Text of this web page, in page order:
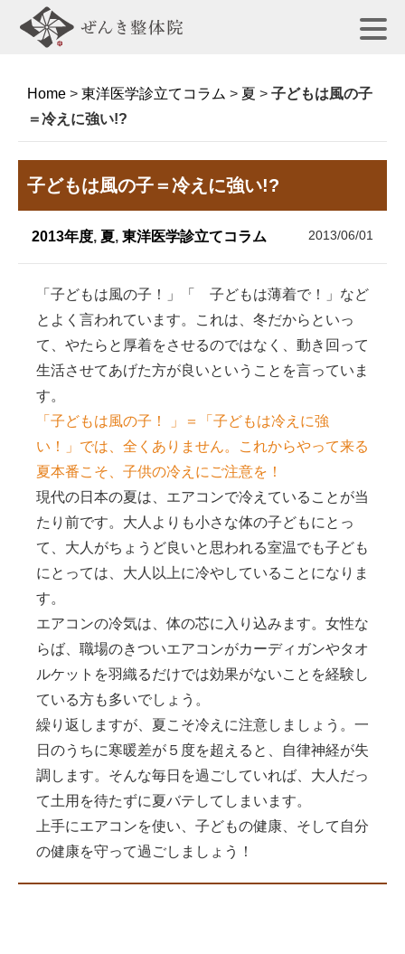
Home > 東洋医学診立てコラム > 夏 > 子どもは風の子
＝冷えに強い!?
子どもは風の子＝冷えに強い!?
2013年度, 夏, 東洋医学診立てコラム 2013/06/01
「子どもは風の子！」「 子どもは薄着で！」など
とよく言われています。これは、冬だからといっ
て、やたらと厚着をさせるのではなく、動き回って
生活させてあげた方が良いということを言っていま
す。
「子どもは風の子！ 」＝「子どもは冷えに強
い！」では、全くありません。これからやって来る
夏本番こそ、子供の冷えにご注意を！
現代の日本の夏は、エアコンで冷えていることが当
たり前です。大人よりも小さな体の子どもにとっ
て、大人がちょうど良いと思われる室温でも子ども
にとっては、大人以上に冷やしていることになりま
す。
エアコンの冷気は、体の芯に入り込みます。女性な
らば、職場のきついエアコンがカーディガンやタオ
ルケットを羽織るだけでは効果がないことを経験し
ている方も多いでしょう。
繰り返しますが、夏こそ冷えに注意しましょう。一
日のうちに寒暖差が５度を超えると、自律神経が失
調します。そんな毎日を過ごしていれば、大人だっ
て土用を待たずに夏バテしてしまいます。
上手にエアコンを使い、子どもの健康、そして自分
の健康を守って過ごしましょう！